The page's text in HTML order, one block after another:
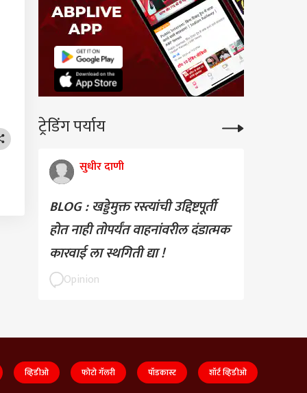
ट्रेडिंग पर्याय
सुधीर दाणी
BLOG : खड्डेमुक्त रस्त्यांची उद्दिष्टपूर्ती
होत नाही तोपर्यंत वाहनांवरील दंडात्मक
कारवाई ला स्थगिती द्या !
Opinion
व्हिडीओ फोटो गॅलरी पॉडकास्ट शॉर्ट व्हिडीओ